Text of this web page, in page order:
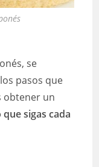
se
pasos que
obtener un
sigas cada